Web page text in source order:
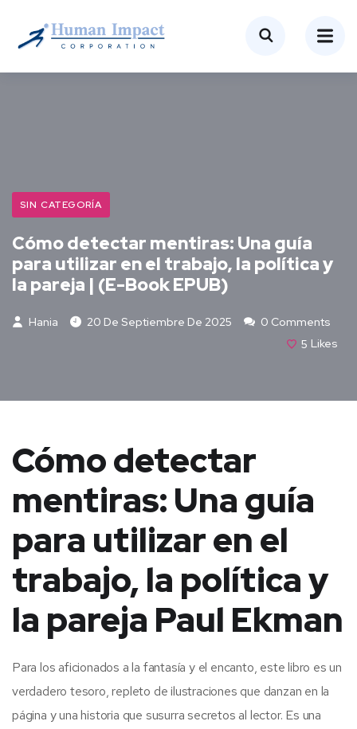
SIN CATEGORÍA
Cómo detectar mentiras: Una guía
para utilizar en el trabajo, la política y
la pareja | (E-Book EPUB)
Hania 20 De Septiembre De 2025
0 Comments
5 Likes
Cómo detectar
mentiras: Una guía
para utilizar en el
trabajo, la política y
la pareja Paul Ekman
Para los aficionados a la fantasía y el encanto, este libro es un
verdadero tesoro, repleto de ilustraciones que danzan en la
página y una historia que susurra secretos al lector. Es una